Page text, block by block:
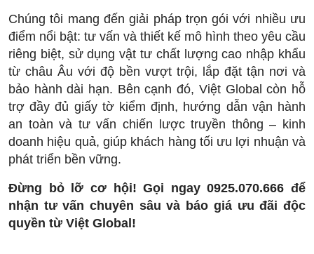
Chúng tôi mang đến giải pháp trọn gói với nhiều ưu
điểm nổi bật: tư vấn và thiết kế mô hình theo yêu cầu
riêng biệt, sử dụng vật tư chất lượng cao nhập khẩu
từ châu Âu với độ bền vượt trội, lắp đặt tận nơi và
bảo hành dài hạn. Bên cạnh đó, Việt Global còn hỗ
trợ đầy đủ giấy tờ kiểm định, hướng dẫn vận hành
an toàn và tư vấn chiến lược truyền thông – kinh
doanh hiệu quả, giúp khách hàng tối ưu lợi nhuận và
phát triển bền vững.
Đừng bỏ lỡ cơ hội! Gọi ngay 0925.070.666 để
nhận tư vấn chuyên sâu và báo giá ưu đãi độc
quyền từ Việt Global!